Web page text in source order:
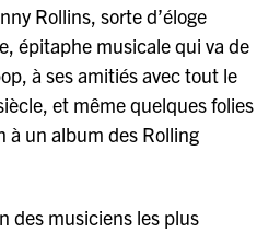
Rollins, sorte d’éloge
épitaphe musicale qui va de
à ses amitiés avec tout le
et même quelques folies
à un album des Rolling
des musiciens les plus